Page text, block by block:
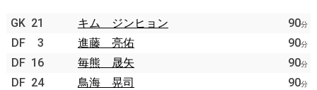
GK 21 キム ジンヒョン 90分
DF 3 進藤 亮佑 90分
DF 16 毎熊 晟矢 90分
DF 24 鳥海 晃司 90分